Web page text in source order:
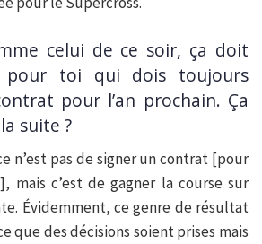
celui de ce soir, ça doit
pour toi qui dois toujours
pour l’an prochain. Ça
suite ?
n’est pas de signer un contrat [pour
mais c’est de gagner la course sur
Évidemment, ce genre de résultat
que des décisions soient prises mais